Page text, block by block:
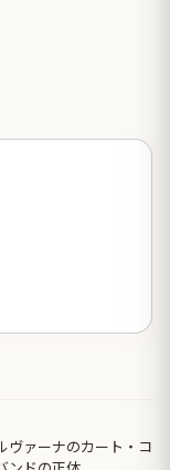
ヴァーナのカート・コ